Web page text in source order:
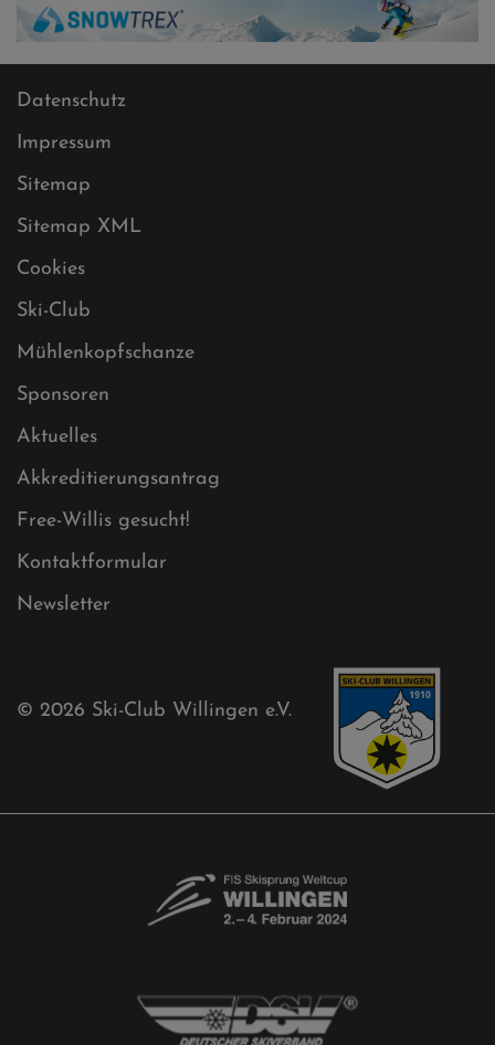
Datenschutz
Impressum
Sitemap
Sitemap XML
Cookies
Ski-Club
Mühlenkopfschanze
Aktuelles